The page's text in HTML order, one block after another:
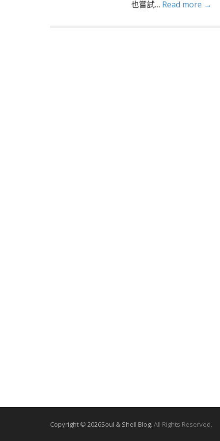
也嘗試… Read more →
Copyright © 2026Soul & Shell Blog. All Rights Reserved.